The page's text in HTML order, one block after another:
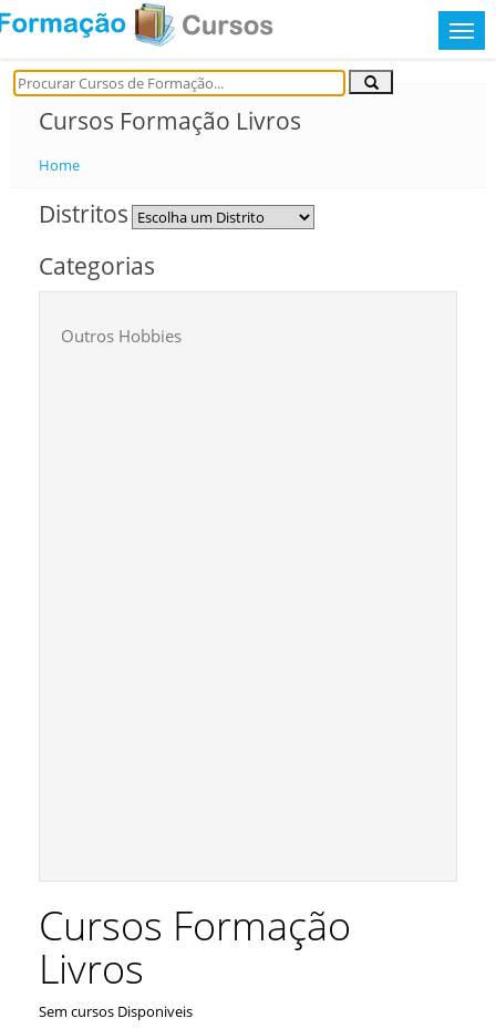
Cursos Formação Livros
Home
Distritos
Categorias
Outros Hobbies
Cursos Formação
Livros
Sem cursos Disponiveis